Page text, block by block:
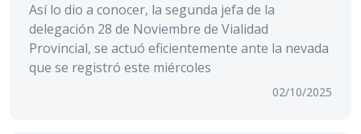
Así lo dio a conocer, la segunda jefa de la
delegación 28 de Noviembre de Vialidad
Provincial, se actuó eficientemente ante la nevada
que se registró este miércoles
02/10/2025